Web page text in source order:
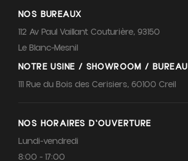
NOS BUREAUX
112 Av Paul Vaillant Couturière, 93150
Le Blanc-Mesnil
NOTRE USINE / SHOWROOM / BUREAU
111 Rue du Bois des Cerisiers, 60100 Creil
NOS HORAIRES D'OUVERTURE
Lundi-vendredi
8:00 - 17:00